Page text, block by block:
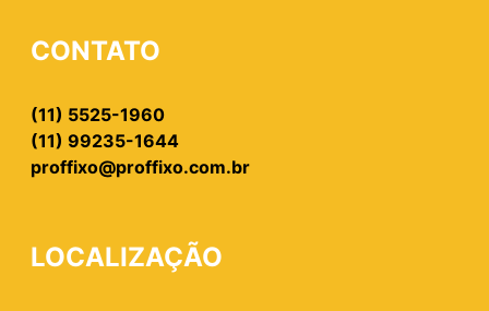
CONTATO
(11) 5525-1960
(11) 99235-1644
proffixo@proffixo.com.br
LOCALIZAÇÃO